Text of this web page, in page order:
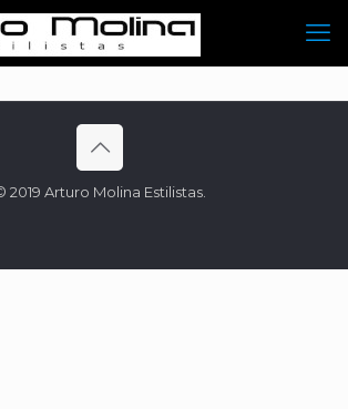
2019 Arturo Molina Estilistas.